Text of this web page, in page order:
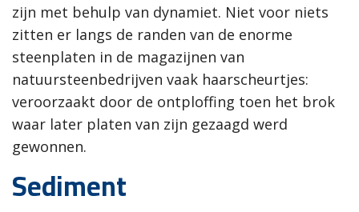
zijn met behulp van dynamiet. Niet voor niets
zitten er langs de randen van de enorme
steenplaten in de magazijnen van
natuursteenbedrijven vaak haarscheurtjes:
veroorzaakt door de ontploffing toen het brok
waar later platen van zijn gezaagd werd
gewonnen.
Sediment